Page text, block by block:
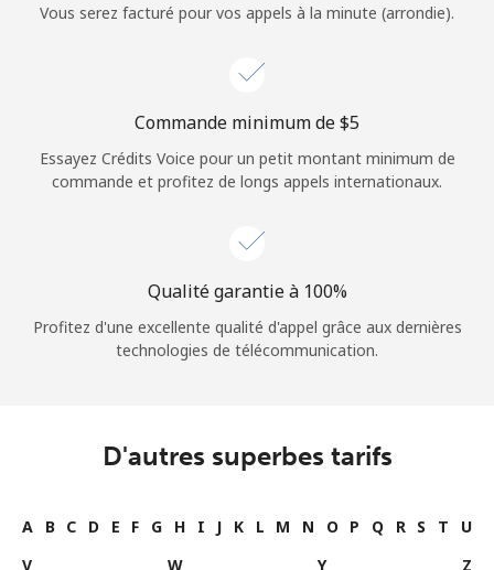
Vous serez facturé pour vos appels à la minute (arrondie).
Commande minimum de ⁦$5⁩
Essayez Crédits Voice pour un petit montant minimum de
commande et profitez de longs appels internationaux.
Qualité garantie à 100%
Profitez d'une excellente qualité d'appel grâce aux dernières
technologies de télécommunication.
D'autres superbes tarifs
A B C D E F G H I J K L M N O P Q R S T
U
V
W Y Z